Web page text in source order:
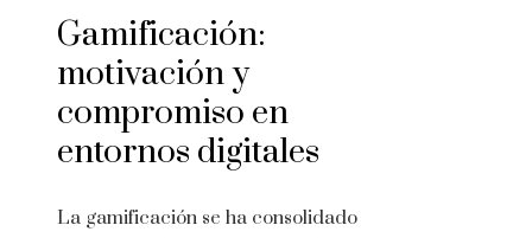
Gamificación:
motivación y
compromiso en
entornos digitales
La gamificación se ha consolidado